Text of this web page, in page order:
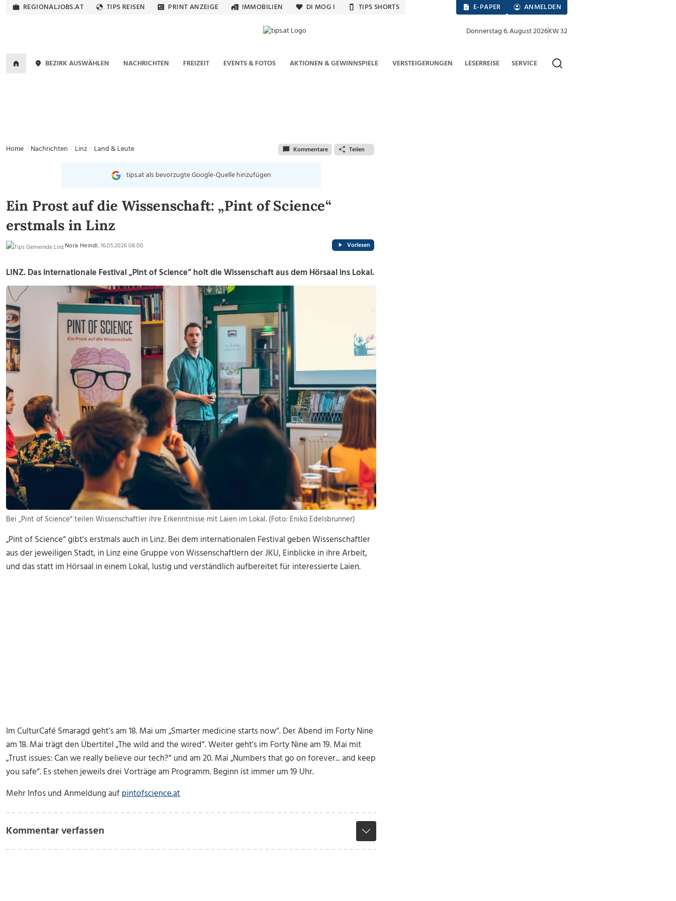
REGIONALJOBS.AT TIPS REISEN PRINT ANZEIGE IMMOBILIEN DI MOG I TIPS SHORTS E-PAPER ANMELDEN
Donnerstag 6. August 2026KW 32
BEZIRK AUSWÄHLEN NACHRICHTEN FREIZEIT EVENTS & FOTOS AKTIONEN & GEWINNSPIELE VERSTEIGERUNGEN LESERREISE SERVICE
Home Nachrichten Linz Land & Leute Kommentare Teilen
tips.at als bevorzugte Google-Quelle hinzufügen
Ein Prost auf die Wissenschaft: „Pint of Science“
erstmals in Linz
Nora Heindl, 16.05.2026 08:00 Vorlesen
LINZ. Das internationale Festival „Pint of Science“ holt die Wissenschaft aus dem Hörsaal ins Lokal.
Bei „Pint of Science“ teilen Wissenschaftler ihre Erkenntnisse mit Laien im Lokal. (Foto: Enikö Edelsbrunner)
„Pint of Science“ gibt's erstmals auch in Linz. Bei dem internationalen Festival geben Wissenschaftler
aus der jeweiligen Stadt, in Linz eine Gruppe von Wissenschaftlern der JKU, Einblicke in ihre Arbeit,
und das statt im Hörsaal in einem Lokal, lustig und verständlich aufbereitet für interessierte Laien.
Im CulturCafé Smaragd geht's am 18. Mai um „Smarter medicine starts now“. Der Abend im Forty Nine
am 18. Mai trägt den Übertitel „The wild and the wired“. Weiter geht's im Forty Nine am 19. Mai mit
„Trust issues: Can we really believe our tech?“ und am 20. Mai „Numbers that go on forever... and keep
you safe“. Es stehen jeweils drei Vorträge am Programm. Beginn ist immer um 19 Uhr.
Mehr Infos und Anmeldung aufpintofscience.at
Kommentar verfassen